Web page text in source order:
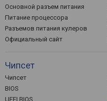
Основной разъем питания
Питание процессора
Разъемов питания кулеров
Официальный сайт
Чипсет
Чипсет
BIOS
UEFI BIOS